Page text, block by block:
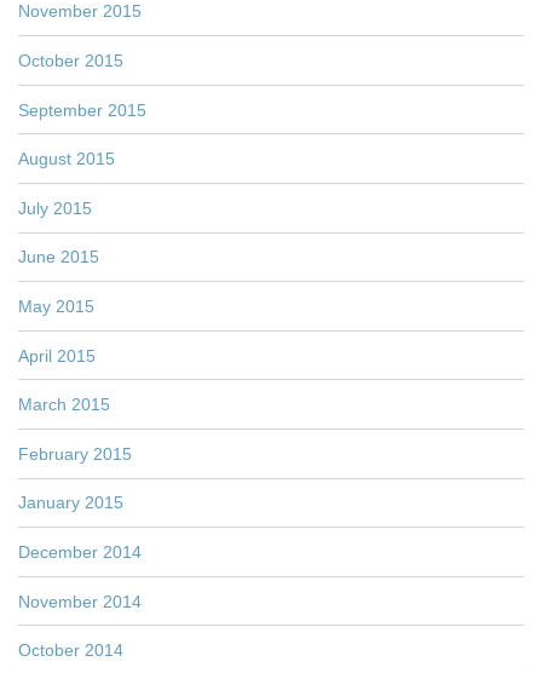
November 2015
October 2015
September 2015
August 2015
July 2015
June 2015
May 2015
April 2015
March 2015
February 2015
January 2015
December 2014
November 2014
October 2014